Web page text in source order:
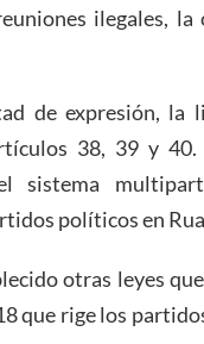
ilegales, la
de expresión, la
38, 39 y 40.
sistema
políticos en
otras leyes
que rige los